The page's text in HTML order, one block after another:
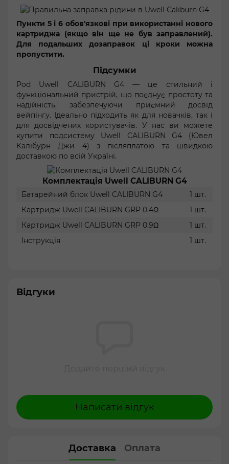
Пункти 5 і 6 обов'язкові при використанні нового
картриджа (якщо він ще не був заправлений).
Для подальших дозаправок ці кроки можна
пропустити.
Підсумки
Pod Uwell CALIBURN G4 — це стильний і
функціональний пристрій, що поєднує простоту та
надійність, забезпечуючи приємний досвід
вейпінгу. Ідеально підходить як для новачків, так і
для досвідчених користувачів. У нас ви можете
купити подсистему Uwell CALIBURN G4 (Ювел
Калібурн Джи 4) з післяплатою та швидкою
доставкою по всій Україні.
Комплектація Uwell CALIBURN G4
Батарейний блок Uwell CALIBURN G4
1 шт.
Картридж Uwell CALIBURN GRP 0.4Ω
1 шт.
Картридж Uwell CALIBURN GRP 0.9Ω
1 шт.
Інструкція
1 шт.
Відгуки
Написати відгук
Доставка Оплата